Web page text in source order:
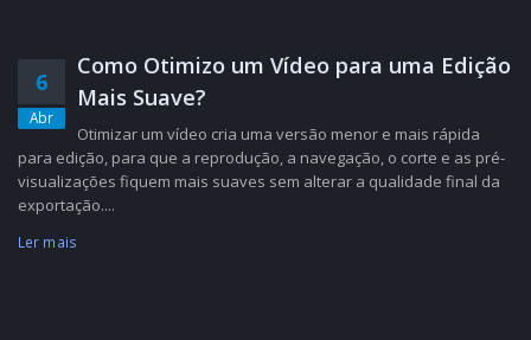
6
Abr
Como Otimizo um Vídeo para uma Edição
Mais Suave?
Otimizar um vídeo cria uma versão menor e mais rápida
para edição, para que a reprodução, a navegação, o corte e as pré-
visualizações fiquem mais suaves sem alterar a qualidade final da
exportação....
Ler mais